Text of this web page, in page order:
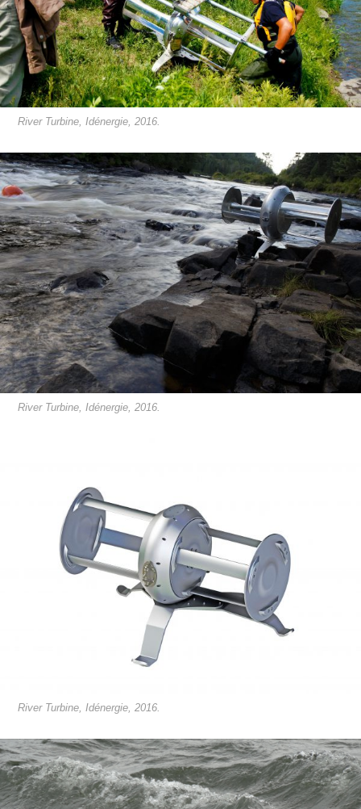
River Turbine, Idénergie, 2016.
River Turbine, Idénergie, 2016.
River Turbine, Idénergie, 2016.